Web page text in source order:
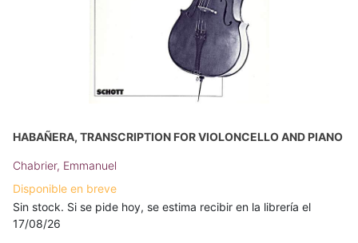
HABAÑERA, TRANSCRIPTION FOR VIOLONCELLO AND PIANO
Chabrier, Emmanuel
Disponible en breve
Sin stock. Si se pide hoy, se estima recibir en la librería el
17/08/26